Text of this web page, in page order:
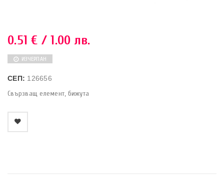
0.51€ / 1.00 лв.
ИЗЧЕРПАН
СЕП: 126656
Свързващ елемент, бижута